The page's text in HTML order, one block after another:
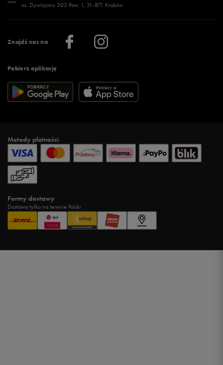
Znajdź nas na
Pobierz aplikację
Regulamin sklepu 50 style
Regulamin aplikacji 50 style
Więcej regulaminów >
Więcej >
Klub 50 style
Praca
Informacje o firmie
os. Dywizjonu 303 Paw. 1, 31-871 Kraków
Metody płatności
Formy dostawy
Dostawa tylko na terenie Polski